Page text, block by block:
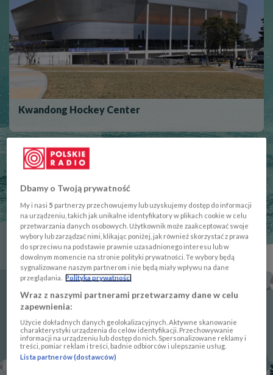
Kwandong Hockey Center
Gangneung Hockey Center
Dbamy o Twoją prywatność
My i nasi 5 partnerzy przechowujemy lub uzyskujemy dostęp do informacji
na urządzeniu, takich jak unikalne identyfikatory w plikach cookie w celu
przetwarzania danych osobowych. Użytkownik może zaakceptować swoje
wybory lub zarządzać nimi, klikając poniżej, jak również skorzystać z prawa
do sprzeciwu na podstawie prawnie uzasadnionego interesu lub w
dowolnym momencie na stronie polityki prywatności. Te wybory będą
sygnalizowane naszym partnerom i nie będą miały wpływu na dane
przeglądania.
Polityka prywatności
Wraz z naszymi partnerami przetwarzamy dane w celu
zapewnienia:
Użycie dokładnych danych geolokalizacyjnych. Aktywne skanowanie
charakterystyki urządzenia do celów identyfikacji. Przechowywanie
informacji na urządzeniu lub dostęp do nich. Spersonalizowane reklamy i
treści, pomiar reklam i treści, badnie odbiorców i ulepszanie usług.
Lista partnerów (dostawców)